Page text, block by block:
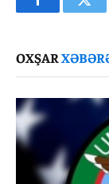
Facebook
OXŞAR